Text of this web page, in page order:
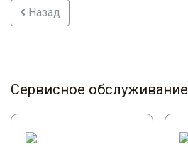
Назад
Сервисное обслуживание